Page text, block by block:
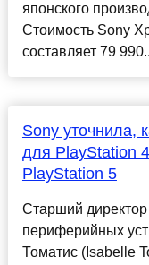
японского
Стоимость Sony
составляет 79
Sony уточнила,
для PlayStation
PlayStation 5
Старший
периферийных
Томатис (Isabelle